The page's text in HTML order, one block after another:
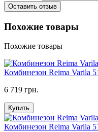
Оставить отзыв
Похожие товары
Похожие товары
Комбинезон Reima Varila
6 719 грн.
Купить
Комбинезон Reima Varila